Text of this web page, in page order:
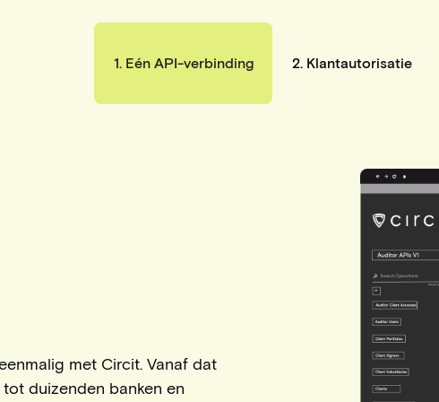
1. Eén API-verbinding 2. Klantautorisatie
met Circit. Vanaf dat
duizenden banken en